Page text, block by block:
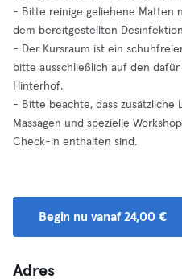
- Bitte reinige geliehene Matten
dem bereitgestellten
- Der Kursraum ist ein
bitte ausschließlich auf den
Hinterhof.
- Bitte beachte, dass zusätzliche
Massagen und spezielle
Check-in enthalten sind.
Begin nu vanaf 24,00 €
Adres